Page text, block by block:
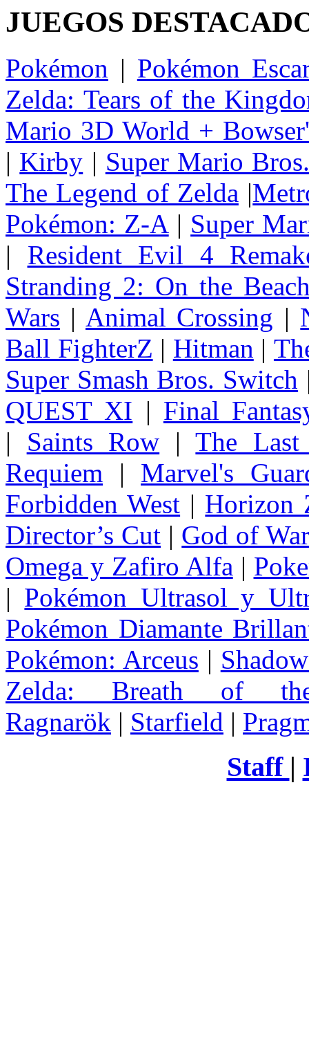
JUEGOS
Pokémon | Pokémon
Zelda: Tears of the
Mario 3D World +
| Kirby | Super Mario
The Legend of Zelda |
Pokémon: Z-A | Super
| Resident Evil 4
Stranding 2: On the
Wars | Animal Crossing |
Ball FighterZ | Hitman |
Super Smash Bros. Switch
QUEST XI | Final
| Saints Row |The
Requiem | Marvel's
Forbidden West | Horizon
Director’s Cut | God of
Omega y Zafiro Alfa |
| Pokémon Ultrasol y
Pokémon Diamante
Pokémon: Arceus |
Zelda: Breath of
Ragnarök | Starfield |
Staff |